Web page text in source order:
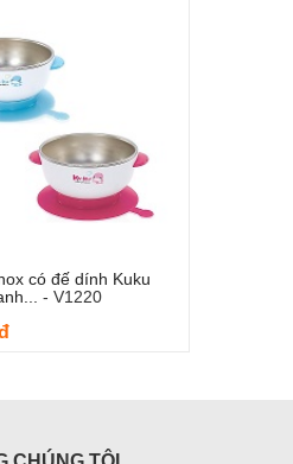
Thêm vào giỏ hàng
có đế dính Kuku
-V1220